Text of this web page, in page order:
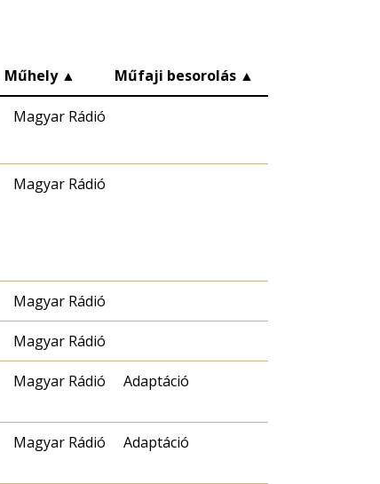
Műhely ▲ Műfaji besorolás ▲
Magyar Rádió
Magyar Rádió
Magyar Rádió
Magyar Rádió
Magyar Rádió Adaptáció
Magyar Rádió Adaptáció